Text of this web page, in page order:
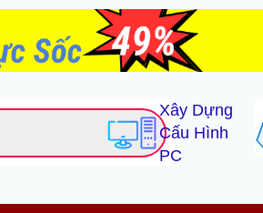
Xây Dựng
Cấu Hình
PC